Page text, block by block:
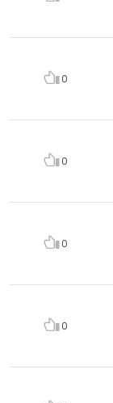
0
0
0
0